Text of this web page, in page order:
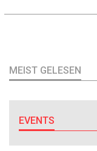
MEIST GELESEN
EVENTS